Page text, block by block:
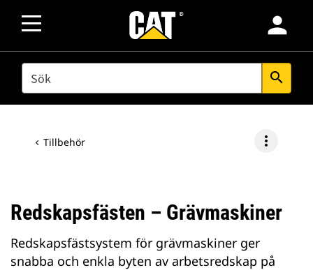
person
SEARCH search
Tillbehör more_vert
Redskapsfästen – Grävmaskiner
Redskapsfästsystem för grävmaskiner ger
snabba och enkla byten av arbetsredskap på